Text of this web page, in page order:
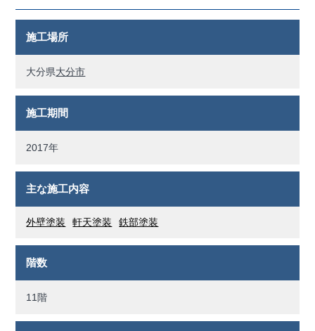
施工場所
大分県大分市
施工期間
2017年
主な施工内容
外壁塗装 軒天塗装 鉄部塗装
階数
11階